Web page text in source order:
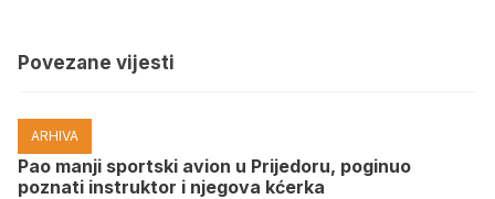
Povezane vijesti
ARHIVA
Pao manji sportski avion u Prijedoru, poginuo
poznati instruktor i njegova kćerka